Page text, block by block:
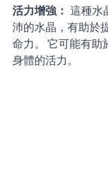
活力增強： 這種水
沛的水晶，有助於
命力。 它可能有助
身體的活力。